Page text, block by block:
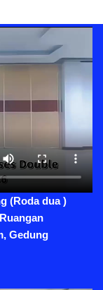
(Roda dua )
Gedung